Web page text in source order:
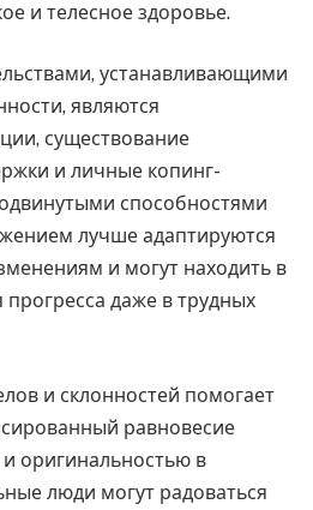
и телесное здоровье.
устанавливающими
являются
существование
и личные копинг-
способностями
лучше адаптируются
и могут находить в
даже в трудных
и склонностей помогает
равновесие
оригинальностью в
люди могут радоваться